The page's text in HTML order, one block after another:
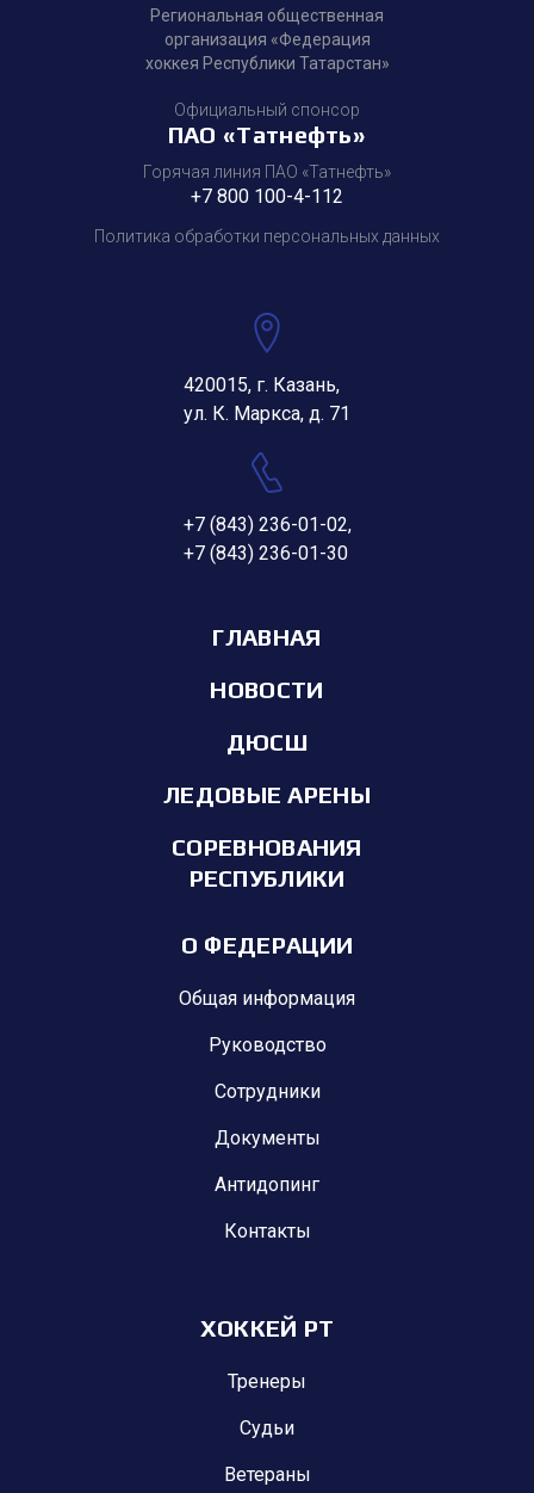
Региональная общественная
организация «Федерация
хоккея Республики Татарстан»
Официальный спонсор
ПАО «Татнефть»
Горячая линия ПАО «Татнефть»
+7 800 100-4-112
Политика обработки персональных данных
420015, г. Казань,
ул. К. Маркса, д. 71
+7 (843) 236-01-02,
+7 (843) 236-01-30
ГЛАВНАЯ
НОВОСТИ
ДЮСШ
ЛЕДОВЫЕ АРЕНЫ
СОРЕВНОВАНИЯ
РЕСПУБЛИКИ
О ФЕДЕРАЦИИ
Общая информация
Руководство
Сотрудники
Документы
Антидопинг
Контакты
ХОККЕЙ РТ
Тренеры
Судьи
Ветераны